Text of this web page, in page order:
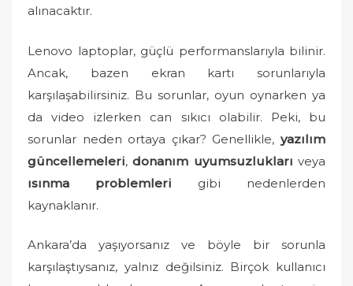
alınacaktır.
Lenovo laptoplar, güçlü performanslarıyla bilinir.
Ancak, bazen ekran kartı sorunlarıyla
karşılaşabilirsiniz. Bu sorunlar, oyun oynarken ya
da video izlerken can sıkıcı olabilir. Peki, bu
sorunlar neden ortaya çıkar? Genellikle, yazılım
güncellemeleri,donanım uyumsuzlukları veya
ısınma problemleri gibi nedenlerden
kaynaklanır.
Ankara’da yaşıyorsanız ve böyle bir sorunla
karşılaştıysanız, yalnız değilsiniz. Birçok kullanıcı